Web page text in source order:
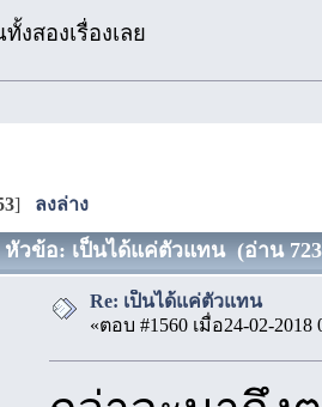
งสองเรื่องเลย
] ลงล่าง
หัวข้อ: เป็นได้แค่ตัวแทน (อ่าน
Re: เป็นได้แค่ตัวแทน
«ตอบ #1560 เมื่อ24-02-2018